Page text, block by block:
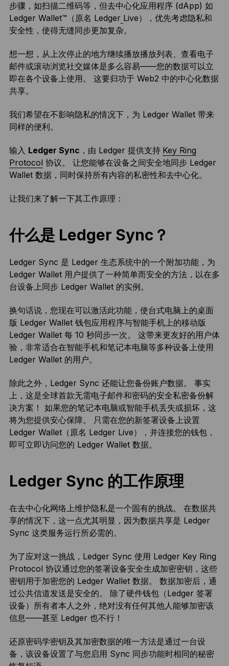
步骤，如扫描二维码等，但去中心化应用程序 (dApp) 如
Ledger Wallet™（原名 Ledger Live），优先考虑隐私和
安全性，使得无缝同步更加复杂。
想一想，从上次停止的地方继续播放播放列表、查看电子
邮件或滚动浏览社交媒体是多么容易——您的数据可以立
即在各个设备上使用。 这要归功于 Web2 中的中心化数据
共享。
我们希望在不影响隐私的情况下，为 Ledger Wallet 带来
同样的便利。
输入 Ledger Sync ，由 Ledger 提供支持 Key Ring
Protocol 协议。 让您能够在设备之间安全地同步 Ledger
Wallet 数据，同时保持所有内容的私密性和去中心化。
让我们来了解一下其工作原理：
什么是 Ledger Sync？
Ledger Sync 是 Ledger 生态系统中的一个附加功能，为
Ledger Wallet 用户提供了一种简单而安全的方法，以在多
台设备上同步 Ledger Wallet 的实例。
换句话说，您现在可以激活此功能，使台式电脑上的桌面
版 Ledger Wallet 钱包应用程序与智能手机上的移动版
Ledger Wallet 每 10 秒同步一次。 这带来更友好的用户体
验，非常适合在智能手机和笔记本电脑等多种设备上使用
Ledger Wallet 的用户。
除此之外，Ledger Sync 还能让您备份账户数据。 事实
上，这是全球首款无需电子邮件和密码的安全私密备份解
决方案！ 如果您的笔记本电脑或智能手机丢失或损坏，这
将为您提供安心保障。 只需在您的新签署设备上设置
Ledger Wallet（原名 Ledger Live），并连接您的钱包，
即可立即访问您的 Ledger Wallet 数据。
Ledger Sync 的工作原理
在去中心化网络上维护隐私是一个固有的挑战。 在数据共
享的情况下，这一点尤其明显，因为数据共享是 Ledger
Sync 这类服务运行所必需的。
为了应对这一挑战，Ledger Sync 使用 Ledger Key Ring
Protocol 协议通过您的签署设备安全生成加密密钥，这些
密钥用于加密您的 Ledger Wallet 数据。 数据加密后，通
过公共信道发送是安全的。 除了硬件钱包（Ledger 签署
设备）所有者本人之外，绝对没有任何其他人能够加密该
信息——甚至 Ledger 也不行！
还原密码学密钥及其加密数据的唯一方法是通过一台设
备，该设备设置了与您启用 Sync 同步功能时相同的秘密